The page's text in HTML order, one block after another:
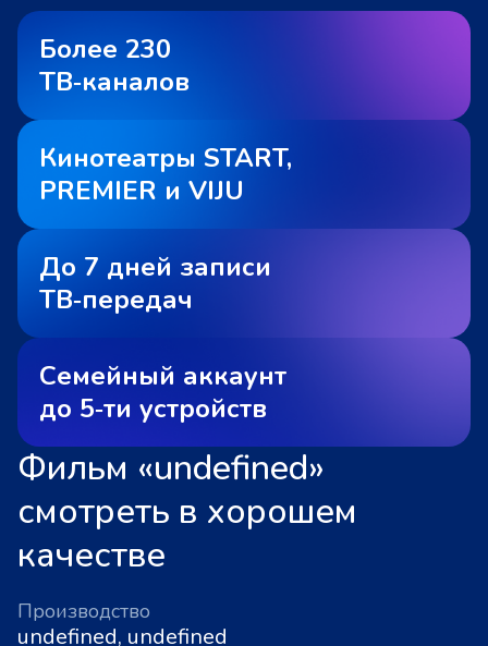
Более 230
ТВ‑каналов
Кинотеатры START,
PREMIER и VIJU
До 7 дней записи
ТВ‑передач
Семейный аккаунт
до 5‑ти устройств
Фильм «undefined»
смотреть в хорошем
качестве
Производство
undefined, undefined